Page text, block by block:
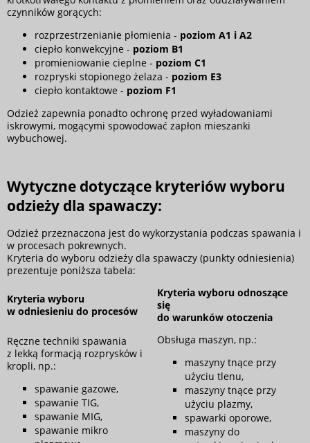
czynników gorących:
rozprzestrzenianie płomienia - poziom A1 i A2
ciepło konwekcyjne - poziom B1
promieniowanie cieplne - poziom C1
rozpryski stopionego żelaza - poziom E3
ciepło kontaktowe - poziom F1
Odzież zapewnia ponadto ochronę przed wyładowaniami
iskrowymi, mogącymi spowodować zapłon mieszanki
wybuchowej.
Wytyczne dotyczące kryteriów wyboru
odzieży dla spawaczy:
Odzież przeznaczona jest do wykorzystania podczas spawania i
w procesach pokrewnych.
Kryteria do wyboru odzieży dla spawaczy (punkty odniesienia)
prezentuje poniższa tabela:
Kryteria wyboru
w odniesieniu do procesów
Kryteria wyboru odnoszące
się
do warunków otoczenia
Ręczne techniki spawania
z lekką formacją rozprysków i
kropli, np.:
spawanie gazowe,
spawanie TIG,
spawanie MIG,
spawanie mikro
Obsługa maszyn, np.:
maszyny tnące przy
użyciu tlenu,
maszyny tnące przy
użyciu plazmy,
spawarki oporowe,
maszyny do